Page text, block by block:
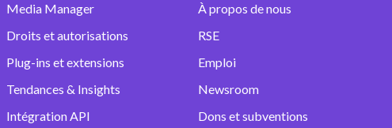
Media Manager
Droits et autorisations
Plug-ins et extensions
Tendances & Insights
Intégration API
À propos de nous
RSE
Emploi
Newsroom
Dons et subventions